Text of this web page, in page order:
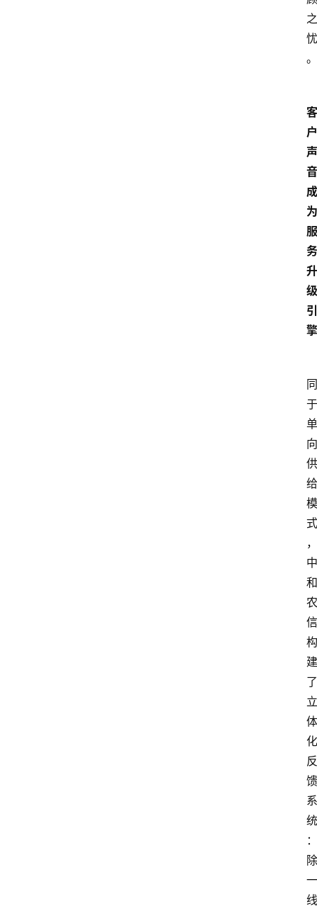
之
忧
。
客
户
声
音
成
为
服
务
升
级
引
擎
同
于
单
向
供
给
模
式
，
中
和
农
信
构
建
了
立
体
化
反
馈
系
统
：
除
一
线